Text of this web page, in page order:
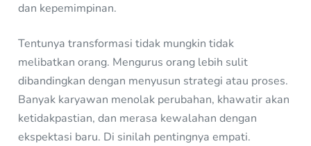
dan kepemimpinan.
Tentunya transformasi tidak mungkin tidak
melibatkan orang. Mengurus orang lebih sulit
dibandingkan dengan menyusun strategi atau proses.
Banyak karyawan menolak perubahan, khawatir akan
ketidakpastian, dan merasa kewalahan dengan
ekspektasi baru. Di sinilah pentingnya empati.